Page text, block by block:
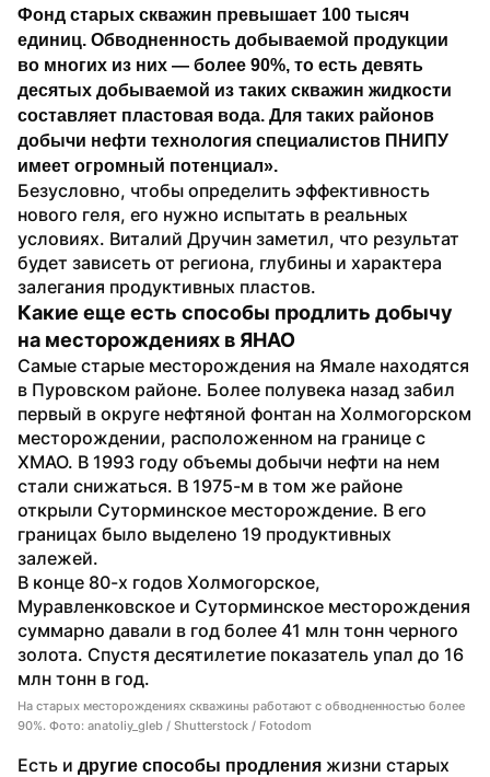
Фонд старых скважин превышает 100 тысяч
единиц. Обводненность добываемой продукции
во многих из них — более 90%, то есть девять
десятых добываемой из таких скважин жидкости
составляет пластовая вода. Для таких районов
добычи нефти технология специалистов ПНИПУ
имеет огромный потенциал».
Безусловно, чтобы определить эффективность
нового геля, его нужно испытать в реальных
условиях. Виталий Дручин заметил, что результат
будет зависеть от региона, глубины и характера
залегания продуктивных пластов.
Какие еще есть способы продлить добычу
на месторождениях в ЯНАО
Самые старые месторождения на Ямале находятся
в Пуровском районе. Более полувека назад забил
первый в округе нефтяной фонтан на Холмогорском
месторождении, расположенном на границе с
ХМАО. В 1993 году объемы добычи нефти на нем
стали снижаться. В 1975-м в том же районе
открыли Суторминское месторождение. В его
границах было выделено 19 продуктивных
залежей.
В конце 80-х годов Холмогорское,
Муравленковское и Суторминское месторождения
суммарно давали в год более 41 млн тонн черного
золота. Спустя десятилетие показатель упал до 16
млн тонн в год.
На старых месторождениях скважины работают с обводненностью более
90%. Фото: anatoliy_gleb / Shutterstock / Fotodom
Есть и другие способы продления жизни старых